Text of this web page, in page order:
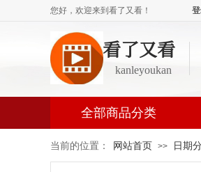
您好，欢迎来到看了又看！
看了又看
kanleyoukan
全部商品分类
当前的位置： 网站首页 >> 日期